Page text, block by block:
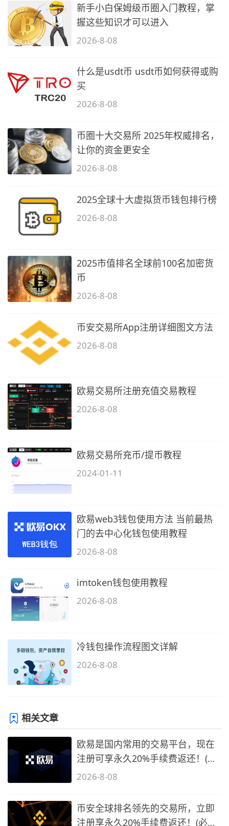
新手小白保姆级币圈入门教程，掌
握这些知识才可以进入
2026-8-08
什么是usdt币 usdt币如何获得或购
买
2026-8-08
币圈十大交易所 2025年权威排名，
让你的资金更安全
2026-8-08
2025全球十大虚拟货币钱包排行榜
2026-8-08
2025市值排名全球前100名加密货
币
2026-8-08
币安交易所App注册详细图文方法
2026-8-08
欧易交易所注册充值交易教程
2026-8-08
欧易交易所充币/提币教程
2024-01-11
欧易web3钱包使用方法 当前最热
门的去中心化钱包使用教程
2026-8-08
imtoken钱包使用教程
2026-8-08
冷钱包操作流程图文详解
2026-8-08
相关文章
欧易是国内常用的交易平台，现在
注册可享永久20%手续费返还！(必
备1)
2026-8-08
币安全球排名领先的交易所，立即
注册享永久20%手续费返还！(必备